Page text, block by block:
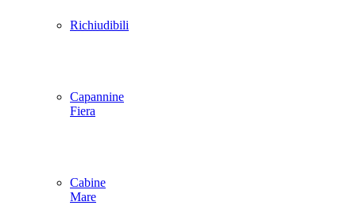
Richiudibili
Capannine
Fiera
Cabine
Mare